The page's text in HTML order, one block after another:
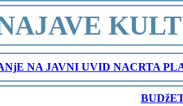
NA JAVNI UVID NACRTA